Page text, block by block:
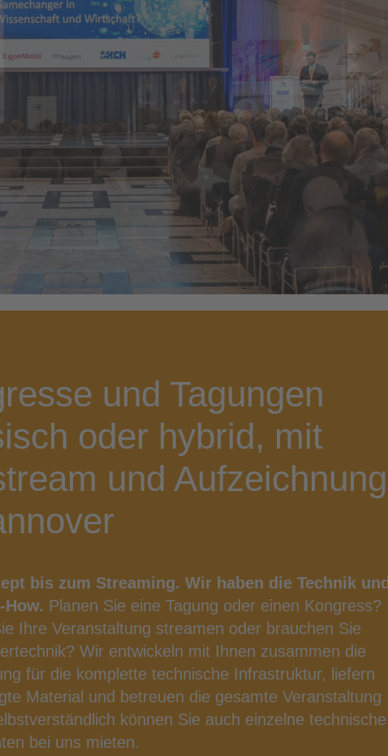
und Tagun­gen
oder hybrid, mit
und Auf­zeich­nung
bis zum Strea­ming. Wir haben die Tech­nik und
​How. Pla­nen Sie eine Tagung oder einen Kon­gress?
Ihre Ver­an­stal­tung strea­men oder brau­chen Sie
Wir ent­wi­ckeln mit Ihnen zusam­men die
für die kom­plet­te tech­ni­sche Infra­struk­tur, lie­fern
Mate­ri­al und betreu­en die gesam­te Ver­an­stal­tung
kön­nen Sie auch ein­zel­ne tech­ni­sche
bei uns mieten.